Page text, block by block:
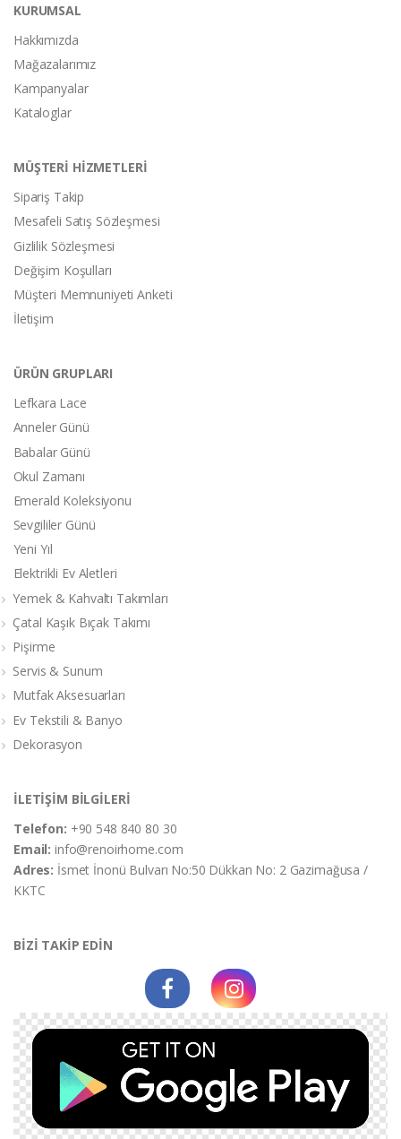
KURUMSAL
Hakkımızda
Mağazalarımız
Kampanyalar
Kataloglar
MÜŞTERİ HİZMETLERİ
Sipariş Takip
Mesafeli Satış Sözleşmesi
Gizlilik Sözleşmesi
Değişim Koşulları
Müşteri Memnuniyeti Anketi
İletişim
ÜRÜN GRUPLARI
Lefkara Lace
Anneler Günü
Babalar Günü
Okul Zamanı
Emerald Koleksiyonu
Sevgililer Günü
Yeni Yıl
Elektrikli Ev Aletleri
Yemek & Kahvaltı Takımları
Çatal Kaşık Bıçak Takımı
Pişirme
Servis & Sunum
Mutfak Aksesuarları
Ev Tekstili & Banyo
Dekorasyon
İLETİŞİM BİLGİLERİ
Telefon: +90 548 840 80 30
Email:info@renoirhome.com
Adres: İsmet İnonü Bulvarı No:50 Dükkan No: 2 Gazimağusa /
KKTC
BİZİ TAKİP EDİN